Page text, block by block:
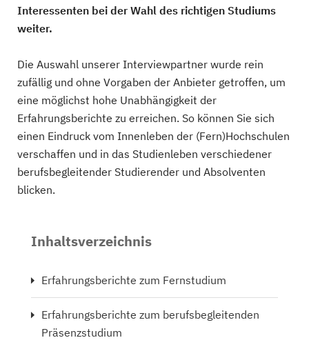
Interessenten bei der Wahl des richtigen Studiums
weiter.
Die Auswahl unserer Interviewpartner wurde rein
zufällig und ohne Vorgaben der Anbieter getroffen, um
eine möglichst hohe Unabhängigkeit der
Erfahrungsberichte zu erreichen. So können Sie sich
einen Eindruck vom Innenleben der (Fern)Hochschulen
verschaffen und in das Studienleben verschiedener
berufsbegleitender Studierender und Absolventen
blicken.
Inhaltsverzeichnis
Erfahrungsberichte zum Fernstudium
Erfahrungsberichte zum berufsbegleitenden
Präsenzstudium